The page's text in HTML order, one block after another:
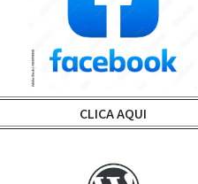
CLICA AQUI